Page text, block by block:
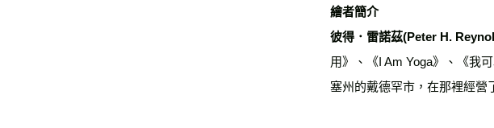
繪者簡介
彼得．雷諾茲(Peter H.
用》、《I Am Yoga》、《我
塞州的戴德罕市，在那裡經營